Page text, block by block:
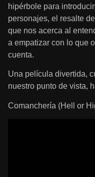
hipérbole para
personajes, el resalte
que nos acerca al
a empatizar con lo que
cuenta.
Una película divertida,
nuestro punto de vista,
Comanchería (Hell or